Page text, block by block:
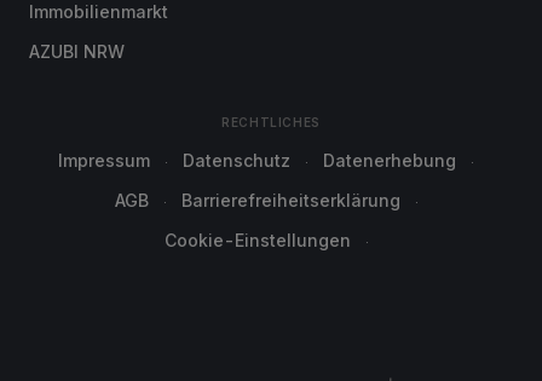
Immobilienmarkt
AZUBI NRW
RECHTLICHES
Impressum Datenschutz
Datenerhebung
AGB
Barrierefreiheitserklärung
Cookie-Einstellungen